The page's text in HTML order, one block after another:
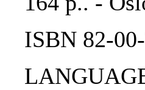
ISBN 82-